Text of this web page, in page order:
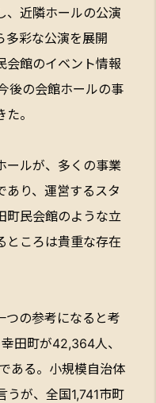
、近隣ホールの公演
多彩な公演を展開
会館のイベント情報
後の会館ホールの事
。
ールが、多くの事業
あり、運営するスタ
町民会館のような立
ところは貴重な存在
つの参考になると考
田町が42,364人、
ある。小規模自治体
うが、全国1,741市町